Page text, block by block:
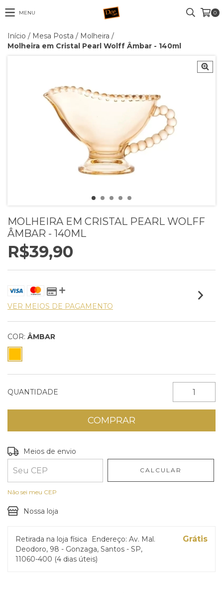
MENU 0
Início / Mesa Posta / Molheira /
Molheira em Cristal Pearl Wolff Âmbar - 140ml
MOLHEIRA EM CRISTAL PEARL WOLFF
ÂMBAR - 140ML
R$39,90
VER MEIOS DE PAGAMENTO
COR: ÂMBAR
QUANTIDADE
Entregas para o CEP:
Meios de envio
CALCULAR
Não sei meu CEP
Nossa loja
Retirada na loja física
Endereço: Av. Mal.
Deodoro, 98 - Gonzaga, Santos - SP,
11060-400 (4 dias úteis)
Grátis